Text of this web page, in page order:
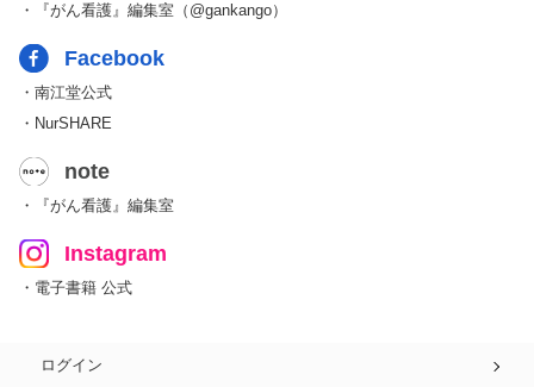
・『がん看護』編集室（@gankango）
Facebook
・南江堂公式
・NurSHARE
note
・『がん看護』編集室
Instagram
・電子書籍 公式
ログイン